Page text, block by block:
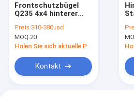
Frontschutzbügel
Q235 4x4 hinterer
V73 mit Ersatzreifen-
Klammer
Preis:310-380usd
MOQ:20
Holen Sie sich aktuelle Preis
Kontakt